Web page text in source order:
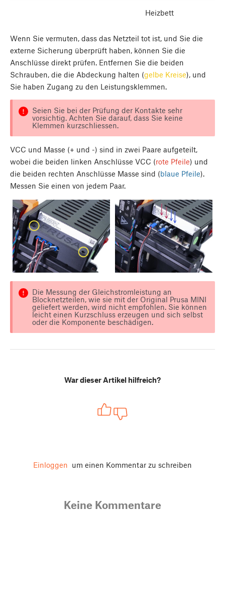
Heizbett
Wenn Sie vermuten, dass das Netzteil tot ist, und Sie die
externe Sicherung überprüft haben, können Sie die
Anschlüsse direkt prüfen. Entfernen Sie die beiden
Schrauben, die die Abdeckung halten (gelbe Kreise), und
Sie haben Zugang zu den Leistungsklemmen.
Seien Sie bei der Prüfung der Kontakte sehr
vorsichtig. Achten Sie darauf, dass Sie keine
Klemmen kurzschliessen.
VCC und Masse (+ und -) sind in zwei Paare aufgeteilt,
wobei die beiden linken Anschlüsse VCC (rote Pfeile) und
die beiden rechten Anschlüsse Masse sind (blaue Pfeile).
Messen Sie einen von jedem Paar.
Die Messung der Gleichstromleistung an
Blocknetzteilen, wie sie mit der Original Prusa MINI
geliefert werden, wird nicht empfohlen. Sie können
leicht einen Kurzschluss erzeugen und sich selbst
oder die Komponente beschädigen.
War dieser Artikel hilfreich?
Einloggen um einen Kommentar zu schreiben
Keine Kommentare